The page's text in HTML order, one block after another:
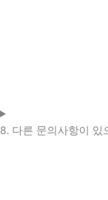
8. 다른 문의사항이 있